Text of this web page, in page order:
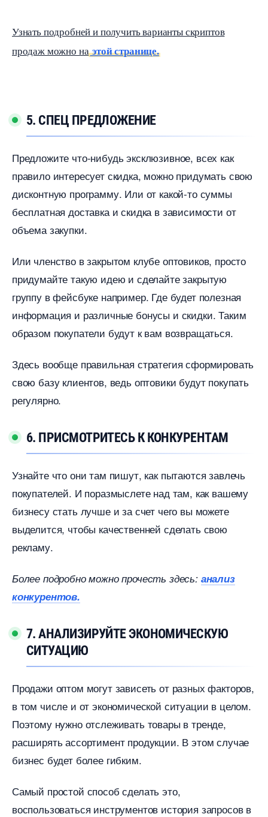
Узнать подробней и получить варианты скрипто
продаж можно наэтой странице.
5. СПЕЦ ПРЕДЛОЖЕНИЕ
Предложите что-нибудь эксклюзивное, всех как
правило интересует скидка, можно придумать свою
дисконтную программу. Или от какой-то суммы
есплатная доставка и скидка в зависимости от
объема закупки.
Или членство в закрытом клубе оптовиков, просто
придумайте такую идею и сделайте закрытую
руппу в фейсбуке например. Где будет полезная
информация и различные бонусы и скидки. Таким
образом покупатели будут к вам возвращаться.
Здесь вообще правильная стратегия сформировать
свою базу клиентов, ведь оптовики будут покупать
регулярно.
6. ПРИСМОТРИТЕСЬ К КОНКУРЕНТАМ
Узнайте что они там пишут, как пытаются завлечь
покупателей. И поразмыслете над там, как вашему
изнесу стать лучше и за счет чего вы можете
ыделится, чтобы качественней сделать свою
рекламу.
Более подробно можно прочесть здесь: анализ
конкурентов.
7. АНАЛИЗИРУЙТЕ ЭКОНОМИЧЕСКУЮ
СИТУАЦИЮ
Продажи оптом могут зависеть от разных факторов,
том числе и от экономической ситуации в целом.
Поэтому нужно отслеживать товары в тренде,
расширять ассортимент продукции. В этом случае
изнес будет более гибким.
Самый простой способ сделать это,
оспользоваться инструментов история запросо